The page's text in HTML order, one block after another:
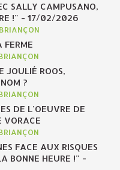
SALLY CAMPUSANO,
!" - 17/02/2026
JOULIÉ ROOS,
?
DE L'OEUVRE DE
VORACE
FACE AUX RISQUES
BONNE HEURE !" -